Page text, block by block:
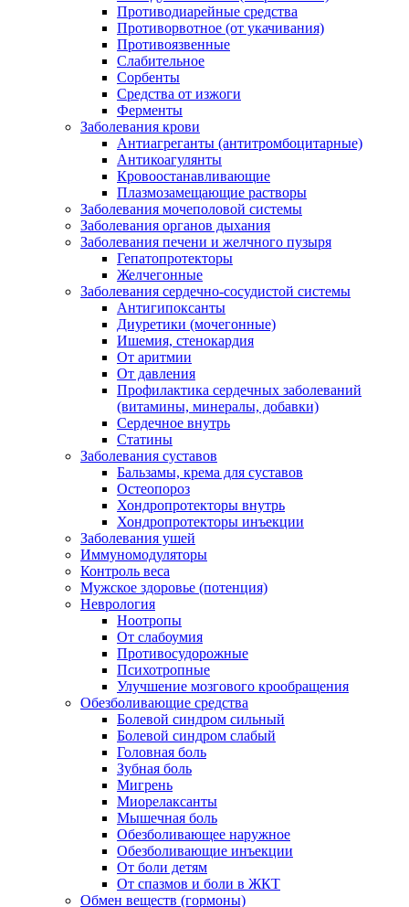
Противодиарейные средства
Противорвотное (от укачивания)
Противоязвенные
Слабительное
Сорбенты
Средства от изжоги
Ферменты
Заболевания крови
Антиагреганты (антитромбоцитарные)
Антикоагулянты
Кровоостанавливающие
Плазмозамещающие растворы
Заболевания мочеполовой системы
Заболевания органов дыхания
Заболевания печени и желчного пузыря
Гепатопротекторы
Желчегонные
Заболевания сердечно-сосудистой системы
Антигипоксанты
Диуретики (мочегонные)
Ишемия, стенокардия
От аритмии
От давления
Профилактика сердечных заболеваний
(витамины, минералы, добавки)
Сердечное внутрь
Статины
Заболевания суставов
Бальзамы, крема для суставов
Остеопороз
Хондропротекторы внутрь
Хондропротекторы инъекции
Заболевания ушей
Иммуномодуляторы
Контроль веса
Мужское здоровье (потенция)
Неврология
Ноотропы
От слабоумия
Противосудорожные
Психотропные
Улучшение мозгового крообращения
Обезболивающие средства
Болевой синдром сильный
Болевой синдром слабый
Головная боль
Зубная боль
Мигрень
Миорелаксанты
Мышечная боль
Обезболивающее наружное
Обезболивающие инъекции
От боли детям
От спазмов и боли в ЖКТ
Обмен веществ (гормоны)